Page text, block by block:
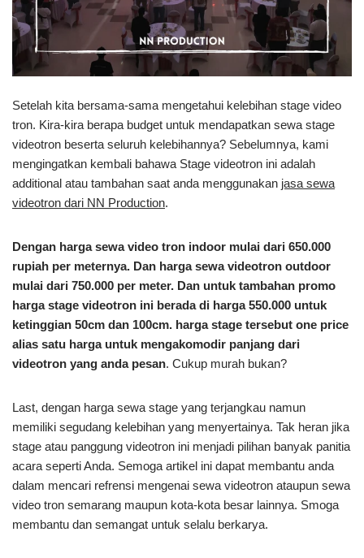
Setelah kita bersama-sama mengetahui kelebihan stage video
tron. Kira-kira berapa budget untuk mendapatkan sewa stage
videotron beserta seluruh kelebihannya? Sebelumnya, kami
mengingatkan kembali bahawa Stage videotron ini adalah
additional atau tambahan saat anda menggunakan jasa sewa
videotron dari NN Production.
Dengan harga sewa video tron indoor mulai dari 650.000
rupiah per meternya. Dan harga sewa videotron outdoor
mulai dari 750.000 per meter. Dan untuk tambahan promo
harga stage videotron ini berada di harga 550.000 untuk
ketinggian 50cm dan 100cm. harga stage tersebut one price
alias satu harga untuk mengakomodir panjang dari
videotron yang anda pesan. Cukup murah bukan?
Last, dengan harga sewa stage yang terjangkau namun
memiliki segudang kelebihan yang menyertainya. Tak heran jika
stage atau panggung videotron ini menjadi pilihan banyak panitia
acara seperti Anda. Semoga artikel ini dapat membantu anda
dalam mencari refrensi mengenai sewa videotron ataupun sewa
video tron semarang maupun kota-kota besar lainnya. Smoga
membantu dan semangat untuk selalu berkarya.